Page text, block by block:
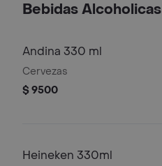
Bebidas Alcoholicas
Andina 330 ml
Cervezas
$ 9500
Heineken 330ml